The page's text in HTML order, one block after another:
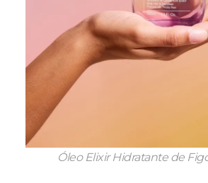
Óleo Elixir Hidratante de